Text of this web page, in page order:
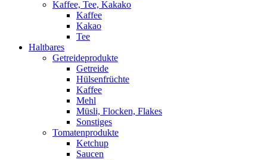
Kaffee, Tee, Kakako
Kaffee
Kakao
Tee
Haltbares
Getreideprodukte
Getreide
Hülsenfrüchte
Kaffee
Mehl
Müsli, Flocken, Flakes
Sonstiges
Tomatenprodukte
Ketchup
Saucen